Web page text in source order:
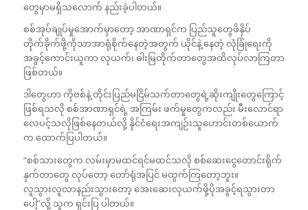
တွေမှာမရှိသလောက် နည်းခဲ့ပါတယ်။
စစ်အုပ်ချုပ်မှုအောက်မှာတော့ အာဏာရှင်က ပြည်သူတွေဖိနှိပ်
တိုက်ခိုက်ဖို့ကိုသာအာရုံစိုက်နေတဲ့အတွက် ယိုင်နဲ့ နေတဲ့ လုံခြုံရေးကို
အခွင့်ကောင်းယူကာ လုယက်၊ ဓါးမြတိုက်တာတွေအထိလုပ်လာကြတာ
ဖြစ်တယ်။
ဒါတွေဟာ ကိုဗစ်နဲ့ တိုင်းပြည်မငြိမ်သက်တာတွေရဲ့ဆိုးကျိုးတွေကြောင့်
ဖြစ်ရသလို စစ်အာဏာရှင်ရဲ့ အကြမ်း ဖက်မှုတွေကလည်း မီးလောင်ရာ
လေပင့်သလိုဖြစ်နေတယ်လို့ နိုင်ငံရေးအကျဉ်းသူဟောင်းတစ်ယောက်
က ထောက်ပြပါတယ်။
“စစ်သားတွေက လမ်းမှာမထင်ရင်မထင်သလို စစ်ဆေးငွေတောင်းရိုက်
နှက်တာတွေ လုပ်တော့ တော်ရုံအပြင် မထွက်ကြတော့ဘူး။
လူသွားလူလာနည်းသွားတော့ အေးဆေးလုယက်ဖို့ပိုအခွင့်ရသွားတာ
ပေါ့”လို့ သူက ရှင်းပြ ပါတယ်။